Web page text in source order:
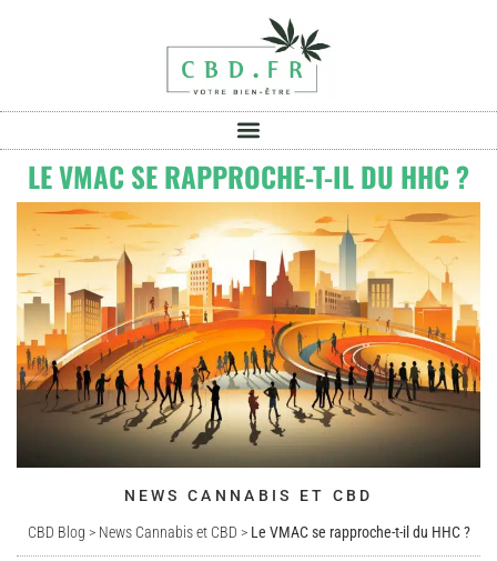
LE VMAC SE RAPPROCHE-T-IL DU HHC ?
NEWS CANNABIS ET CBD
CBD Blog > News Cannabis et CBD > Le VMAC se rapproche-t-il du HHC ?